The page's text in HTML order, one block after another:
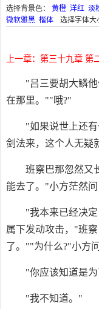
选择背景色： 黄橙 洋红 淡
微软雅黑 楷体 选择字体大
上一章：第三十九章 第
"吕三要胡大鳞
在那里。""哦?"
"如果说世上还
剑法来，这个人无疑
班察巴那忽然又
能去了。"小方茫然
"我本来已经决
属下发动攻击，"班
了。""为什么?"小方问
"你应该知道是
"我不知道。"